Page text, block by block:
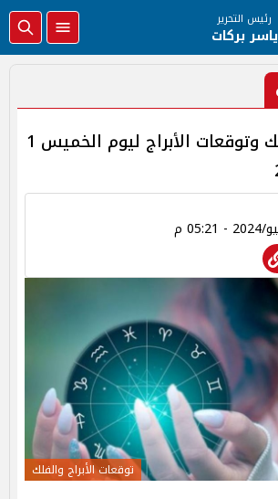
رئيس التحرير
ياسر بركات
تعرّف على حظك وتوقعات الأبراج ليوم الخميس 1
توقعات الأبراج والفلك